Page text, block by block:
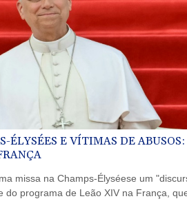
ÉLYSÉES E VÍTIMAS DE
missa na Champs-Élyséese um
do programa de Leão XIV na França,